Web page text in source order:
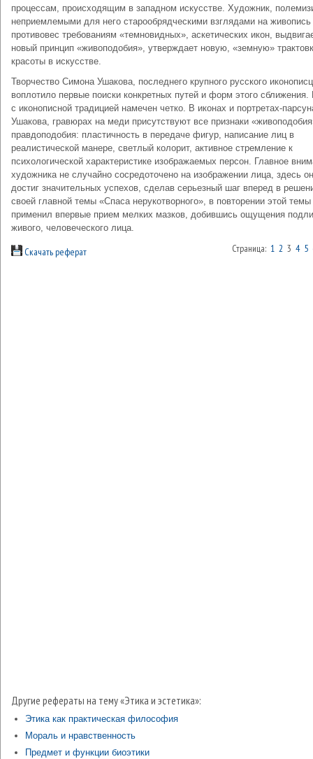
процессам, происходящим в западном искусстве. Художник,
неприемлемыми для него старообрядческими взглядами на живопись
противовес требованиям «темновидных», аскетических икон,
новый принцип «живоподобия», утверждает новую, «земную»
красоты в искусстве.
Творчество Симона Ушакова, последнего крупного русского
воплотило первые поиски конкретных путей и форм этого сближения.
с иконописной традицией намечен четко. В иконах и портретах-
Ушакова, гравюрах на меди присутствуют все признаки
правдоподобия: пластичность в передаче фигур, написание лиц в
реалистической манере, светлый колорит, активное стремление к
психологической характеристике изображаемых персон. Главное
художника не случайно сосредоточено на изображении лица, здесь он
достиг значительных успехов, сделав серьезный шаг вперед в
своей главной темы «Спаса нерукотворного», в повторении этой темы
применил впервые прием мелких мазков, добившись ощущения
живого, человеческого лица.
Скачать реферат Страница: 1 2 3 4 5
Другие рефераты на тему «Этика и эстетика»:
Этика как практическая философия
Мораль и нравственность
Предмет и функции биоэтики